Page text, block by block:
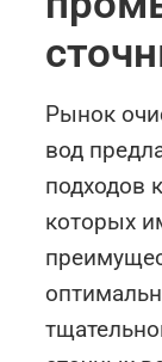
Рынок
вод
подходов
которых